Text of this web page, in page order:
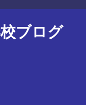
ブログ